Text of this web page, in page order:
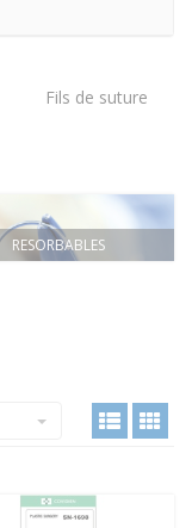
Fils de suture
RESORBABLES